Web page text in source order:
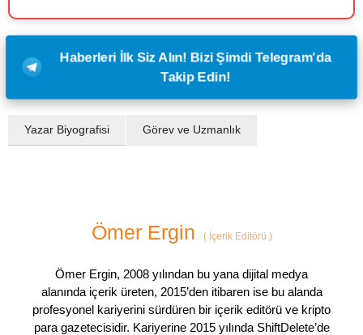
Haberleri İlk Siz Alın! Bizi Şimdi Telegram'da
Takip Edin!
Yazar Biyografisi Görev ve Uzmanlık
Ömer Ergin (İçerik Editörü )
Ömer Ergin, 2008 yılından bu yana dijital medya
alanında içerik üreten, 2015’den itibaren ise bu alanda
profesyonel kariyerini sürdüren bir içerik editörü ve kripto
para gazetecisidir. Kariyerine 2015 yılında ShiftDelete’de